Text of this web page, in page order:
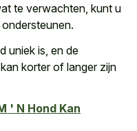
te verwachten, kunt u
uniek is, en de
korter of langer zijn
' N Hond Kan